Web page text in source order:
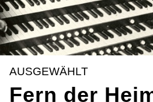
AUSGEWÄHLT
Fern der